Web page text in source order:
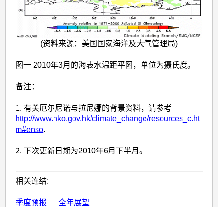
(资料来源：美国国家海洋及大气管理局)
图一 2010年3月的海表水温距平图，单位为摄氏度。
备注：
1. 有关厄尔尼诺与拉尼娜的背景资料，请参考
http://www.hko.gov.hk/climate_change/resources_c.ht
m#enso.
2. 下次更新日期为2010年6月下半月。
相关连结:
季度预报 全年展望